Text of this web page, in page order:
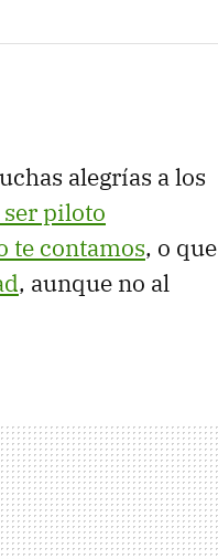
alegrías a los
ser piloto
te contamos, o que
, aunque no al